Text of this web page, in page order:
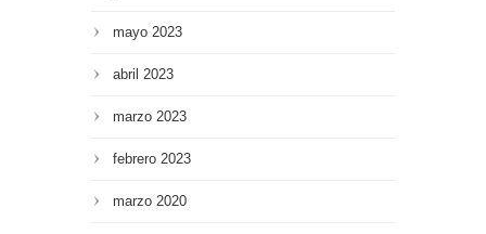
mayo 2023
abril 2023
marzo 2023
febrero 2023
marzo 2020